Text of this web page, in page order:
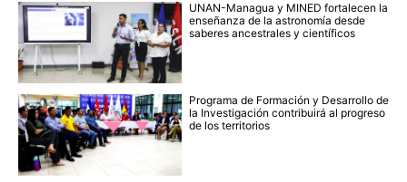
UNAN-Managua y MINED fortalecen la
enseñanza de la astronomía desde
saberes ancestrales y científicos
Programa de Formación y Desarrollo de
la Investigación contribuirá al progreso
de los territorios